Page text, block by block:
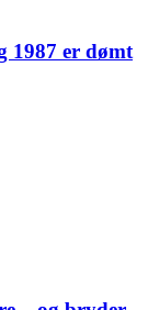
1987 er dømt